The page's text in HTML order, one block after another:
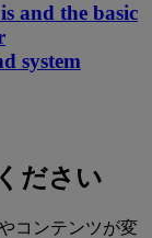
and the basic
system
ださい
コンテンツが変